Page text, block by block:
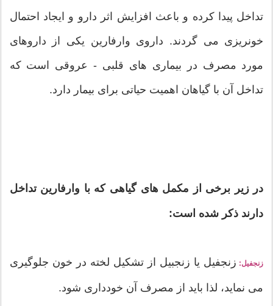
تداخل پیدا کرده و باعث افزایش اثر دارو و ایجاد احتمال
خونریزی می گردند. داروی وارفارین یکی از داروهای
مورد مصرف در بیماری های قلبی - عروقی است که
تداخل آن با گیاهان اهمیت حیاتی برای بیمار دارد.
در زیر برخی از مکمل های گیاهی که با وارفارین تداخل
دارند ذکر شده است:
زنجفیل: زنجفیل یا زنجبیل از تشکیل لخته در خون جلوگیری
می نماید، لذا باید از مصرف آن خودداری شود.